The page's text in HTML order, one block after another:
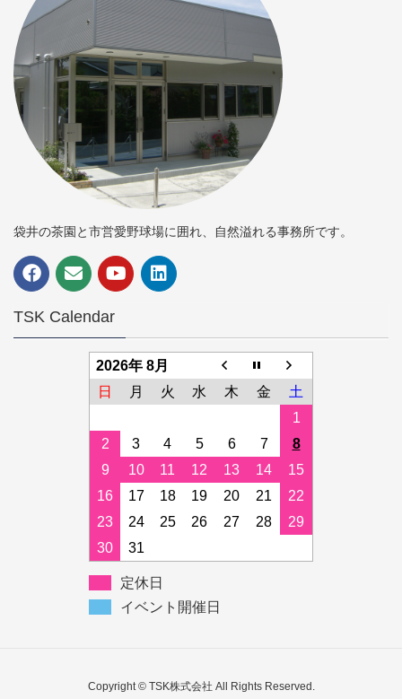
袋井の茶園と市営愛野球場に囲れ、自然溢れる事務所です。
TSK Calendar
2026年 8月
日
月 火 水 木 金
土
1
2
3 4 5 6 7
8
9
10 11 12 13 14
15
16
17 18 19 20 21
22
23
24 25 26 27 28
29
30
31
定休日
イベント開催日
Copyright © TSK株式会社 All Rights Reserved.